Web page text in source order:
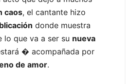
caos, el cantante hizo
donde muestra
lo que va a ser su nueva
� acompañada por
de amor.